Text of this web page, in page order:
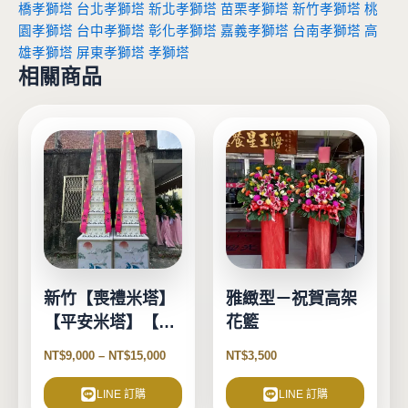
橋孝獅塔 台北孝獅塔 新北孝獅塔 苗栗孝獅塔 新竹孝獅塔 桃
園孝獅塔 台中孝獅塔 彰化孝獅塔 嘉義孝獅塔 台南孝獅塔 高
雄孝獅塔 屏東孝獅塔 孝獅塔
相關商品
新竹【喪禮米塔】
【平安米塔】【告
別式米塔】
NT$9,000 – NT$15,000
LINE 訂購
產
品
有
多
種
款
可
頁
雅緻型－祝賀高架
花籃
NT$3,500
LINE 訂購